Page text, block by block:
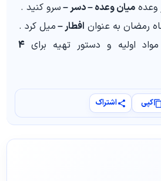
وعدهمیان وعده – دسر –سرو کنید .
رمضان به عنوان افطار –میل کرد .
اولیه و دستور تهیه برای 4
کپی اشتراک